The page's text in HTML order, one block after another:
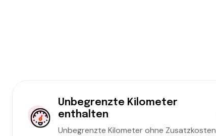
Unbegrenzte Kilometer
enthalten
Unbegrenzte Kilometer ohne Zusatzkosten